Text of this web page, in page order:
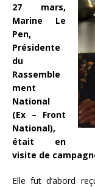
27 mars,
Marine Le
Pen,
Présidente
du
Rassemble
ment
National
(Ex – Front
National),
était en
visite de
Elle fut d’abord